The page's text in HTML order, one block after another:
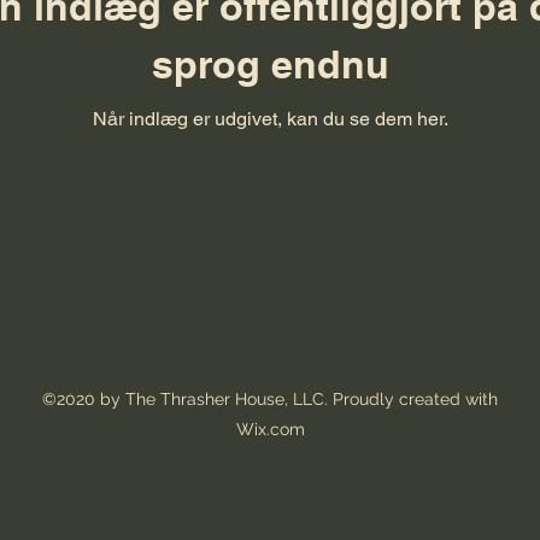
sprog endnu
Når indlæg er udgivet, kan du se dem her.
©2020 by The Thrasher House, LLC. Proudly created with
Wix.com